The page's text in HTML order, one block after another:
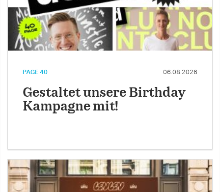
PAGE 40 06.08.2026
Gestaltet unsere Birthday
Kampagne mit!